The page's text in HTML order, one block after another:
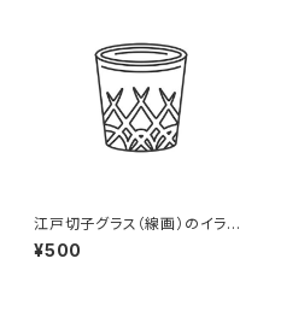
江戸切子グラス（線画）のイラス
ト
¥500